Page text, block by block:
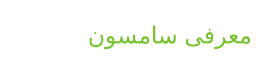
معرفی سامسون